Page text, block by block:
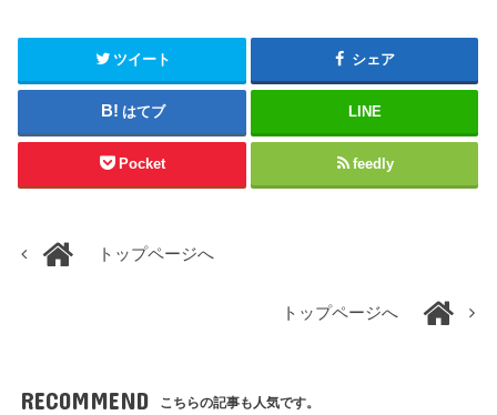
ツイート シェア
はてブ LINE
Pocket feedly
トップページへ
トップページへ
RECOMMEND こちらの記事も人気です。